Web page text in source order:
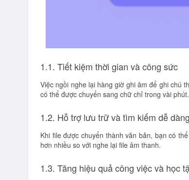
1.1. Tiết kiệm thời gian và công sức
Việc ngồi nghe lại hàng giờ ghi âm để ghi chú
có thể được chuyển sang chữ chỉ trong vài phút.
1.2. Hỗ trợ lưu trữ và tìm kiếm dễ dàng
Khi file được chuyển thành văn bản, bạn có
hơn nhiều so với nghe lại file âm thanh.
1.3. Tăng hiệu quả công việc và học